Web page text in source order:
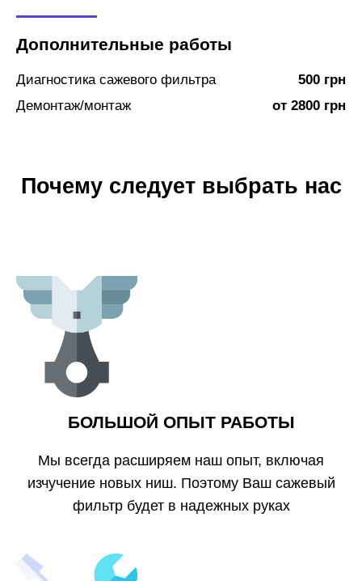
Дополнительные работы
Диагностика сажевого фильтра
500 грн
Демонтаж/монтаж
от 2800 грн
Почему следует выбрать нас
БОЛЬШОЙ ОПЫТ РАБОТЫ
Мы всегда расширяем наш опыт, включая
изчучение новых ниш. Поэтому Ваш сажевый
фильтр будет в надежных руках